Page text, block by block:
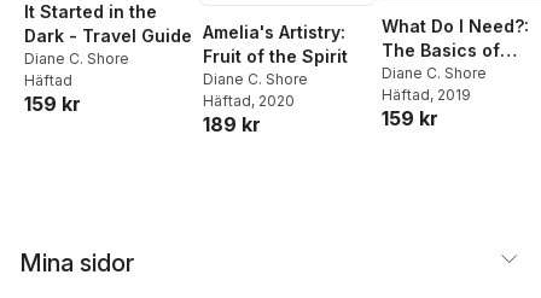
It Started in the
Dark - Travel Guide
Diane C. Shore
Häftad
159 kr
Amelia's Artistry:
Fruit of the Spirit
Diane C. Shore
Häftad, 2020
189 kr
What Do I Need?:
The Basics of
Being Set Free
Diane C. Shore
Häftad, 2019
159 kr
Mina sidor